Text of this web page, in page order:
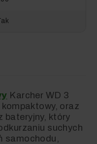
Karcher WD 3
oraz
bateryjny, który
suchych
samochodu,